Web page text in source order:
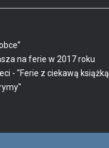
na ferie w 2017 roku
- "Ferie z ciekawą